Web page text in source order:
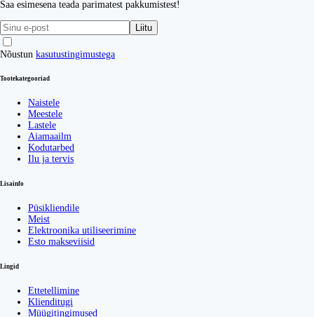
Saa esimesena teada parimatest pakkumistest!
Liitu
Nõustun kasutustingimustega
Tootekategooriad
Naistele
Meestele
Lastele
Aiamaailm
Kodutarbed
Ilu ja tervis
Lisainfo
Püsikliendile
Meist
Elektroonika utiliseerimine
Esto makseviisid
Lingid
Ettetellimine
Klienditugi
Müügitingimused